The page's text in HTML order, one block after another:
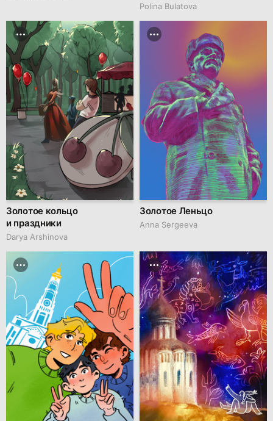
Polina Bulatova
Золотое кольцо
и праздники
Darya Arshinova
Золотое Леньцо
Anna Sergeeva